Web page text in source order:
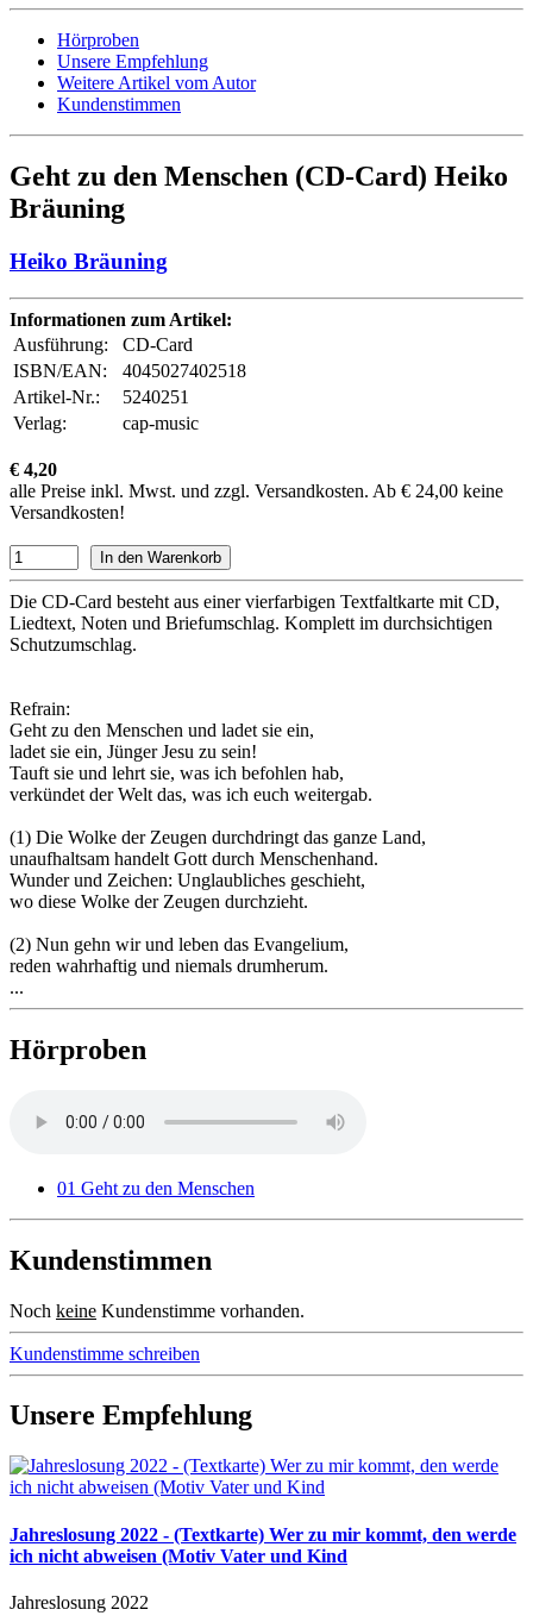
Hörproben
Unsere Empfehlung
Weitere Artikel vom Autor
Kundenstimmen
Geht zu den Menschen (CD-Card) Heiko
Bräuning
Heiko Bräuning
Informationen zum Artikel:
Ausführung:
CD-Card
ISBN/EAN:
4045027402518
Artikel-Nr.:
5240251
Verlag:
cap-music
€ 4,20
alle Preise inkl. Mwst. und zzgl. Versandkosten. Ab € 24,00 keine
Versandkosten!
Die CD-Card besteht aus einer vierfarbigen Textfaltkarte mit CD,
Liedtext, Noten und Briefumschlag. Komplett im durchsichtigen
Schutzumschlag.
Refrain:
Geht zu den Menschen und ladet sie ein,
ladet sie ein, Jünger Jesu zu sein!
Tauft sie und lehrt sie, was ich befohlen hab,
verkündet der Welt das, was ich euch weitergab.
(1) Die Wolke der Zeugen durchdringt das ganze Land,
unaufhaltsam handelt Gott durch Menschenhand.
Wunder und Zeichen: Unglaubliches geschieht,
wo diese Wolke der Zeugen durchzieht.
(2) Nun gehn wir und leben das Evangelium,
reden wahrhaftig und niemals drumherum.
...
Hörproben
01 Geht zu den Menschen
Kundenstimmen
Noch keine Kundenstimme vorhanden.
Kundenstimme schreiben
Unsere Empfehlung
Jahreslosung 2022 - (Textkarte) Wer zu mir kommt, den werde
ich nicht abweisen (Motiv Vater und Kind
Jahreslosung 2022